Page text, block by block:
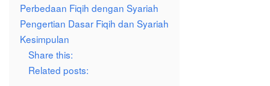
Perbedaan Fiqih dengan Syariah
Pengertian Dasar Fiqih dan Syariah
Kesimpulan
Share this:
Related posts: